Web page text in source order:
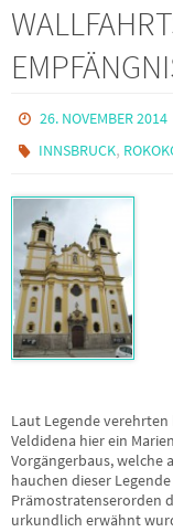
26. NOVEMBER 2014
INNSBRUCK,
Laut Legende
Veldidena hier ein
Vorgängerbaus, welche
hauchen dieser
Prämostratenserorden
urkundlich erwähnt